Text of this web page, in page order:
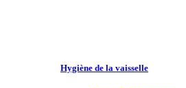
Hygiène de la vaisselle